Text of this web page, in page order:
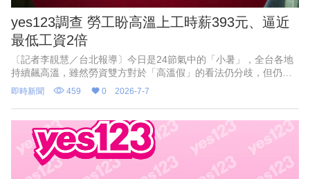
yes123調查 勞工盼高溫上工時薪393元、逼近
最低工資2倍
〔記者李靚慧／台北報導〕今日是24節氣中的「小暑」，全台各地
持續飆高溫，雖然勞資雙方對於「高溫假」的看法仍分歧，但仍有
高達98%的勞方希望能有「高溫津貼」，且認為平均每個月「至
少」補貼2367元，但資
即時新聞 459 0 2026-7-7